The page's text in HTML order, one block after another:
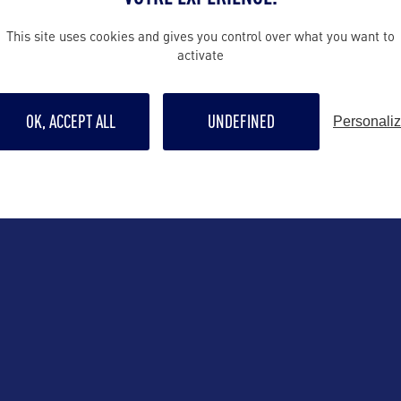
ALLEZ PLUS LOIN
This site uses cookies and gives you control over what you want to
activate
OK, ACCEPT ALL UNDEFINED